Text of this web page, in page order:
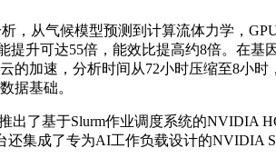
从气候模型预测到计算流体力学，
升可达55倍，能效比提高约8倍。在基
的加速，分析时间从72小时压缩至8小时
据基础。
了基于Slurm作业调度系统的NVIDIA
集成了专为AI工作负载设计的NVIDIA